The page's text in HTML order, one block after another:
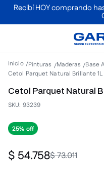
Recibí HOY comprando
Pinturas Maderas
Base
Cetol Parquet Natural Brillante 1L
Cetol Parquet Natural
SKU: 93239
25%
$73.011
$ 54.758